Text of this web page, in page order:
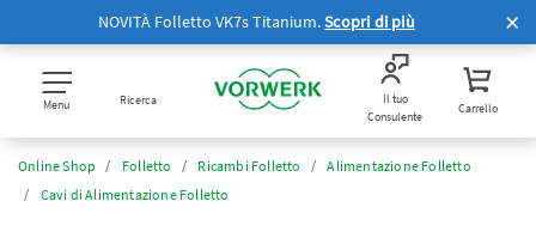
NOVITÀ Folletto VK7s Titanium.Scopri di più
Menu Ricerca
Il tuo
Consulente
Carrello
Online Shop Folletto Ricambi Folletto
Alimentazione Folletto
Cavi di Alimentazione Folletto